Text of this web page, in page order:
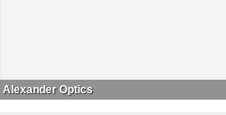
Alexander Оptics